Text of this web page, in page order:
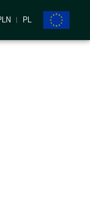
PL